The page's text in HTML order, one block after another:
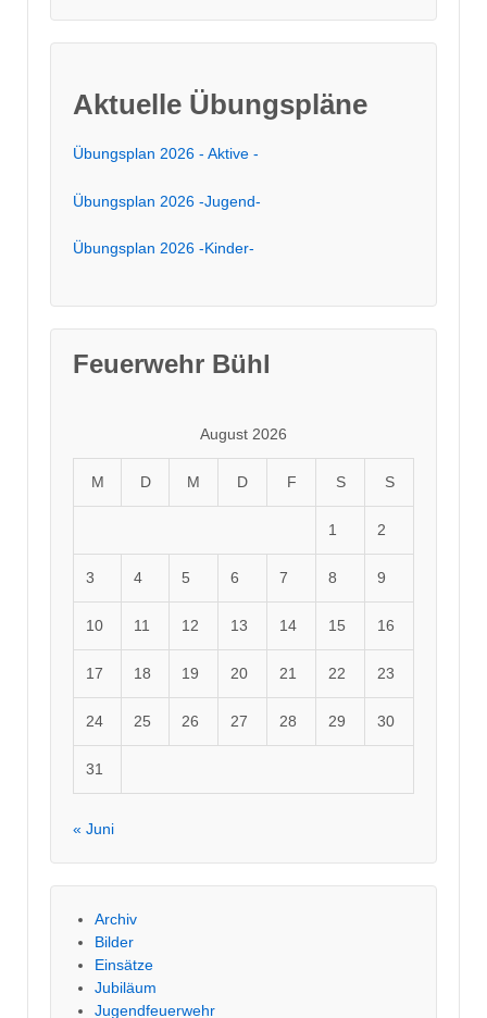
Aktuelle Übungspläne
Übungsplan 2026 - Aktive -
Übungsplan 2026 -Jugend-
Übungsplan 2026 -Kinder-
Feuerwehr Bühl
August 2026
M D M D F S S
1 2
3 4 5 6 7 8 9
10 11 12 13 14 15 16
17 18 19 20 21 22 23
24 25 26 27 28 29 30
31
« Juni
Archiv
Bilder
Einsätze
Jubiläum
Jugendfeuerwehr